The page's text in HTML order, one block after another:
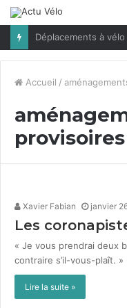
Accueil /
provisoires
Xavier Fabian janvier
Les
« Je vous prendrai deux
con­traire s’il-vous-plaît.
Lire la suite »